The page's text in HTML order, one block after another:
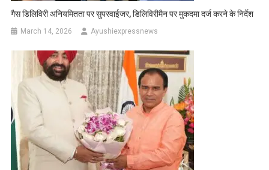
गैस डिलिविरी अनियमितता पर सुपरवाईजर, डिलिविरीमैन पर मुकदमा दर्ज करने के निर्देश
March 14, 2026 Ayushiexpressnews